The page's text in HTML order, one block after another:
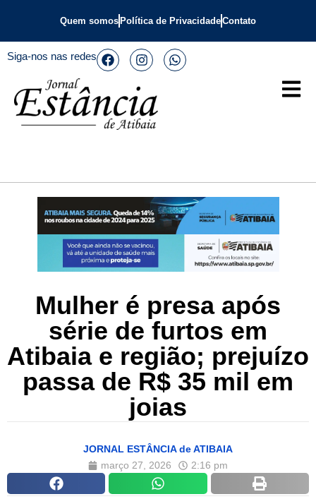
Quem somos Política de PrivacidadeContato
Siga-nos nas redes
Mulher é presa após
série de furtos em
Atibaia e região; prejuízo
passa de R$ 35 mil em
joias
JORNAL ESTÂNCIA de ATIBAIA
março 27, 2026
2:16 pm